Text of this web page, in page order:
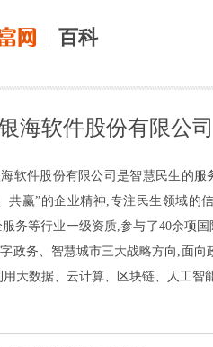
百科
海软件股份有限公司
软件股份有限公司是智慧民生的
共赢”的企业精神,专注民生领域的
务等行业一级资质,参与了40余项
政务、智慧城市三大战略方向,面
大数据、云计算、区块链、人工智